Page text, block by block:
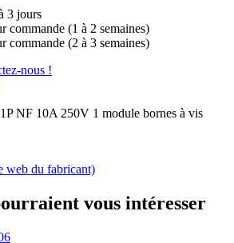
3 jours
commande (1 à 2 semaines)
commande (2 à 3 semaines)
nous !
NF 10A 250V 1 module bornes à vis
web du fabricant)
vous intéresser